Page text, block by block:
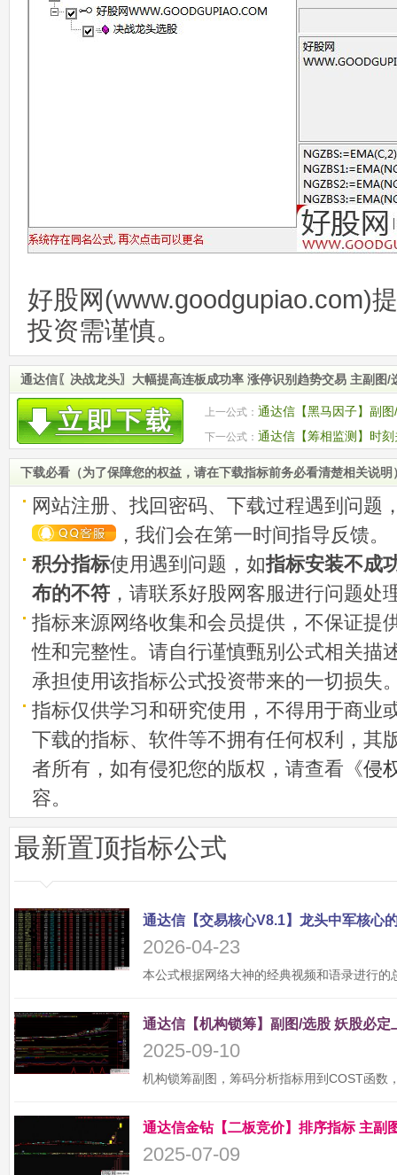
好股网(www.goodgupiao.com)
投资需谨慎。
通达信〖决战龙头〗大幅提高连板成功率 涨停识别趋势交易 主副图/
上一公式： 通达信【黑马因子】副
源码
下一公式： 通达信【筹相监测】时
点 副图源码
下载必看（为了保障您的权益，请在下载指标前务必看清楚相关说明
网站注册、找回密码、下载过程遇到问题
，我们会在第一时间指导反馈。
积分指标使用遇到问题，如指标安装不成
布的不符 ，请联系好股网客服进行问题处
指标来源网络收集和会员提供，不保证提
性和完整性。请自行谨慎甄别公式相关描
承担使用该指标公式投资带来的一切损失
指标仅供学习和研究使用，不得用于商业
下载的指标、软件等不拥有任何权利，其
者所有，如有侵犯您的版权，请查看《侵
容。
最新置顶指标公式
2026-04-23
2025-09-10
2025-07-09